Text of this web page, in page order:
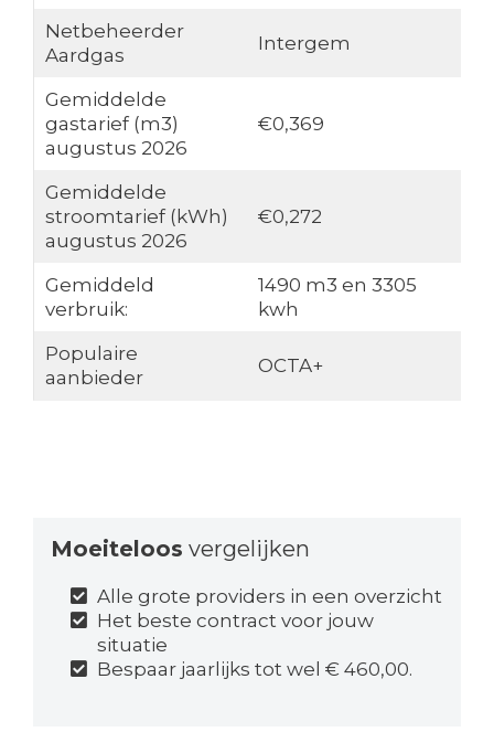
Netbeheerder
Aardgas
Intergem
Gemiddelde
gastarief (m3)
augustus 2026
€0,369
Gemiddelde
stroomtarief (kWh)
augustus 2026
€0,272
Gemiddeld
verbruik:
1490 m3 en 3305
kwh
Populaire
aanbieder
OCTA+
Moeiteloos vergelijken
Alle grote providers in een overzicht
Het beste contract voor jouw
situatie
Bespaar jaarlijks tot wel € 460,00.